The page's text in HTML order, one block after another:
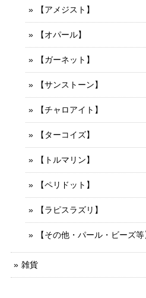
【アメジスト】
【オパール】
【ガーネット】
【サンストーン】
【チャロアイト】
【ターコイズ】
【トルマリン】
【ペリドット】
【ラピスラズリ】
【その他・パール・ビーズ等
雑貨